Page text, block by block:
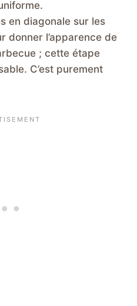
en diagonale sur les
donner l’apparence de
; cette étape
C’est purement